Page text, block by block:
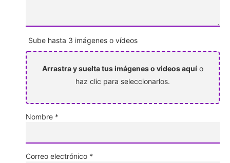
Sube hasta 3 imágenes o vídeos
Arrastra y suelta tus imágenes o videos aquí o
haz clic para seleccionarlos.
Nombre *
Correo electrónico *